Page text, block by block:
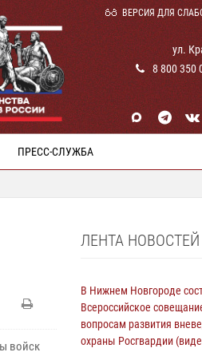
ВЕРСИЯ ДЛЯ
ул.
8 800 350
ПРЕСС-СЛУЖБА
войск
ЛЕНТА НОВОСТЕЙ
В Нижнем Новгороде
Всероссийское
вопросам развития
охраны Росгвардии